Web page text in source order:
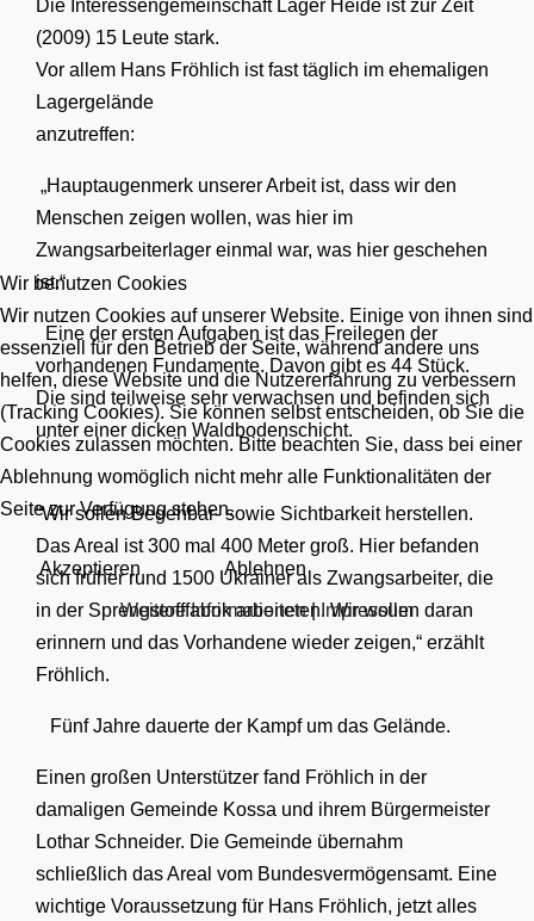
Die Interessengemeinschaft Lager Heide ist zur Zeit
(2009) 15 Leute stark.
Vor allem Hans Fröhlich ist fast täglich im ehemaligen
Lagergelände
anzutreffen:
„Hauptaugenmerk unserer Arbeit ist, dass wir den
Menschen zeigen wollen, was hier im
Zwangsarbeiterlager einmal war, was hier geschehen
ist.“
Eine der ersten Aufgaben ist das Freilegen der
vorhandenen Fundamente. Davon gibt es 44 Stück.
Die sind teilweise sehr verwachsen und befinden sich
unter einer dicken Waldbodenschicht.
“Wir sollen Begehbar- sowie Sichtbarkeit herstellen.
Das Areal ist 300 mal 400 Meter groß. Hier befanden
sich früher rund 1500 Ukrainer als Zwangsarbeiter, die
in der Sprengstofffabrik arbeiteten. Wir wollen daran
erinnern und das Vorhandene wieder zeigen,“ erzählt
Fröhlich.
Fünf Jahre dauerte der Kampf um das Gelände.
Einen großen Unterstützer fand Fröhlich in der
damaligen Gemeinde Kossa und ihrem Bürgermeister
Lothar Schneider. Die Gemeinde übernahm
schließlich das Areal vom Bundesvermögensamt. Eine
wichtige Voraussetzung für Hans Fröhlich, jetzt alles
Wir benutzen Cookies
Wir nutzen Cookies auf unserer Website. Einige von ihnen sind
essenziell für den Betrieb der Seite, während andere uns
helfen, diese Website und die Nutzererfahrung zu verbessern
(Tracking Cookies). Sie können selbst entscheiden, ob Sie die
Cookies zulassen möchten. Bitte beachten Sie, dass bei einer
Ablehnung womöglich nicht mehr alle Funktionalitäten der
Seite zur Verfügung stehen.
Akzeptieren Ablehnen
Weitere Informationen|Impressum